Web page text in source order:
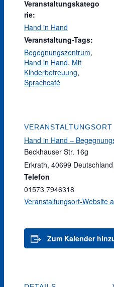
Veranstaltungskatego
rie:
Hand in Hand
Veranstaltung-Tags:
Begegnungszentrum,
Hand in Hand, Mit
Kinderbetreuung,
Sprachcafé
VERANSTALTUNGSORT
Hand in Hand –
Beckhauser Str. 16g
Erkrath, 40699 Deutschland
Telefon
01573 7946318
Veranstaltungsort-Website
Zum Kalender